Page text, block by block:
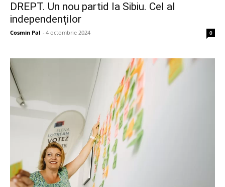
DREPT. Un nou partid la Sibiu. Cel al
independenților
Cosmin Pal - 4 octombrie 2024 0